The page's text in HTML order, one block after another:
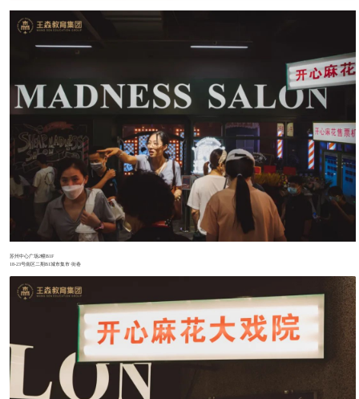
苏州中心广场2幢B1F
18-23号南区二期B1城市集市·街巷